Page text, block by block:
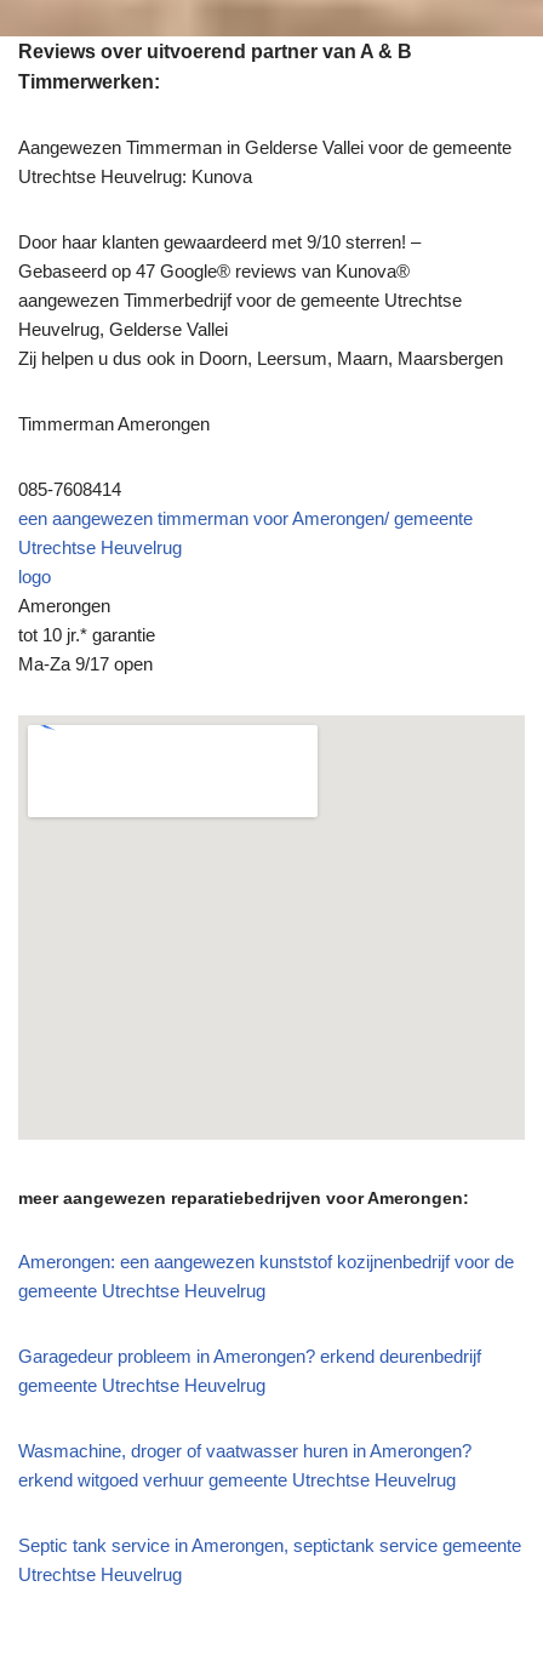
Reviews over uitvoerend partner van A & B
Timmerwerken:
Aangewezen Timmerman in Gelderse Vallei voor de gemeente
Utrechtse Heuvelrug: Kunova
Door haar klanten gewaardeerd met 9/10 sterren! –
Gebaseerd op 47 Google® reviews van Kunova®
aangewezen Timmerbedrijf voor de gemeente Utrechtse
Heuvelrug, Gelderse Vallei
Zij helpen u dus ook in Doorn, Leersum, Maarn, Maarsbergen
Timmerman Amerongen
085-7608414
een aangewezen timmerman voor Amerongen/ gemeente
Utrechtse Heuvelrug
logo
Amerongen
tot 10 jr.* garantie
Ma-Za 9/17 open
meer aangewezen reparatiebedrijven voor Amerongen:
Amerongen: een aangewezen kunststof kozijnenbedrijf voor de
gemeente Utrechtse Heuvelrug
Garagedeur probleem in Amerongen? erkend deurenbedrijf
gemeente Utrechtse Heuvelrug
Wasmachine, droger of vaatwasser huren in Amerongen?
erkend witgoed verhuur gemeente Utrechtse Heuvelrug
Septic tank service in Amerongen, septictank service gemeente
Utrechtse Heuvelrug